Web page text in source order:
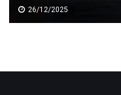
26/12/2025